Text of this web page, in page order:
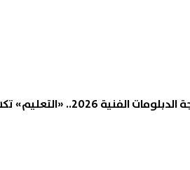
2026.. «التعليم» تكشف التفاصيل